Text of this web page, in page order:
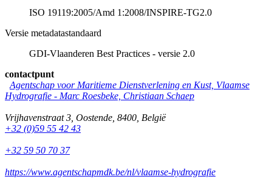
ISO 19119:2005/Amd 1:2008/INSPIRE-TG2.0
Versie metadatastandaard
GDI-Vlaanderen Best Practices - versie 2.0
contactpunt
Agentschap voor Maritieme Dienstverlening en Kust, Vlaamse
Hydrografie - Marc Roesbeke, Christiaan Schaep
Vrijhavenstraat 3 Oostende 8400 België
+32 (0)59 55 42 43
+32 59 50 70 37
https://www.agentschapmdk.be/nl/vlaamse-hydrografie